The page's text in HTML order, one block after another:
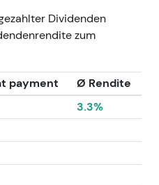
Dividenden
zum
payment
Ø Rendite
3.3%